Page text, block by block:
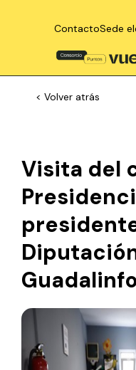
ContactoSede
< Volver atrás
Visita del